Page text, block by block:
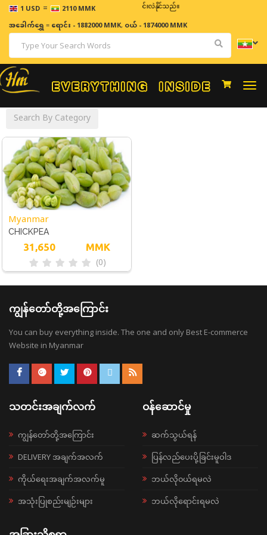
1 USD = 2110 MMK
ဈေးနှုန်းများသည် အချိန်နှင့် အမျှပြောင်းလဲနိုင်သည်။
အခေါက်ရွှေ=ရောင်း - 1882000 MMK, ဝယ် - 1874000 MMK
Search By Category
Myanmar
CHICKPEA
31,650 MMK
(0)
ကျွန်တော်တို့အကြောင်း
You can buy everything inside. The one and only Best E-commerce
Website in Myanmar
သတင်းအချက်လက်
ကျွန်တော်တို့အကြောင်း
DELIVERY အချက်အလက်
ကိုယ်ရေးအချက်အလက်မူ
အသုံးပြုစည်းမျဉ်းများ
ဝန်ဆောင်မှု
ဆက်သွယ်ရန်
ပြန်လည်ပေးပို့ခြင်းမူဝါဒ
ဘယ်လို၀ယ်ရမလဲ
ဘယ်လိုရောင်းရမလဲ